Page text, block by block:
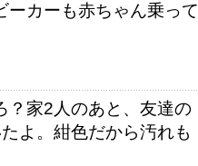
ーカーも赤ちゃん乗って
？家2人のあと、友達の
よ。紺色だから汚れも